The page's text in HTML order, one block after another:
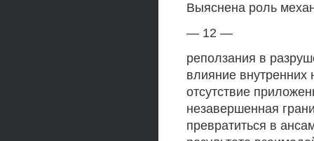
Выяснена роль
— 12 —
реползания в
влияние
отсутствие
незавершенная
превратиться в